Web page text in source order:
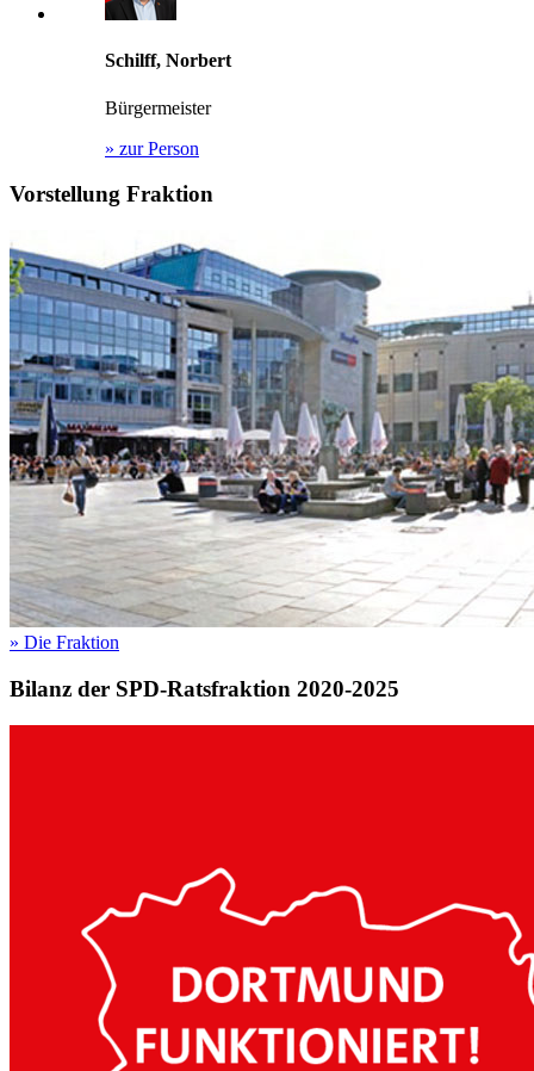
Schilff, Norbert
Bürgermeister
» zur Person
Vorstellung Fraktion
» Die Fraktion
Bilanz der SPD-Ratsfraktion 2020-2025